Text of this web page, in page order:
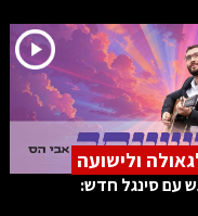
ולישועה
עם סינגל חדש: